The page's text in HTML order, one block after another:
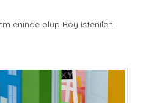
eninde olup Boy istenilen